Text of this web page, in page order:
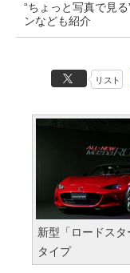
“ちょっと写真で見
ンなども紹介
リスト
新型「ロードスタ
タイプ